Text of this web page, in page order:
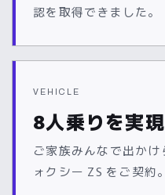
認を取得できました。
VEHICLE
8人乗りを実現
ご家族みんなで出か
ォクシー ZS をご契約。